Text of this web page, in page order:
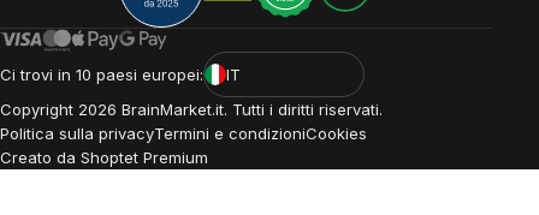
Ci trovi in 10 paesi europei:
IT
Copyright 2026 BrainMarket.it. Tutti i diritti riservati.
Politica sulla privacyTermini e condizioniCookies
Creato da Shoptet Premium